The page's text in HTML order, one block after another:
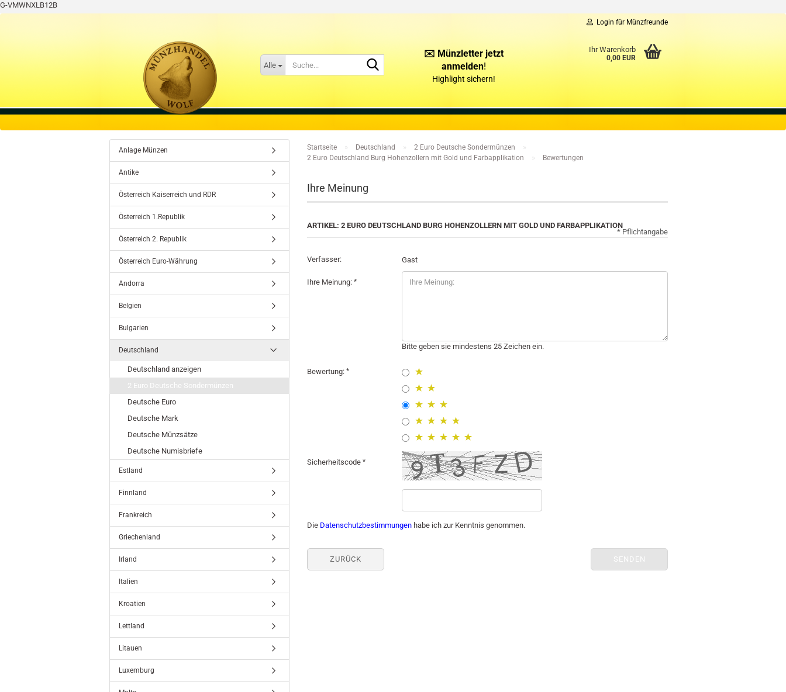
G-VMWNXLB12B
Login für Münzfreunde
Alle
✉️ Münzletter jetzt
anmelden!
Highlight sichern!
Ihr Warenkorb
0,00 EUR
Startseite
» Deutschland » 2 Euro Deutsche Sondermünzen »
2 Euro Deutschland Burg Hohenzollern mit Gold und Farbapplikation » Bewertungen
Ihre Meinung
ARTIKEL: 2 EURO DEUTSCHLAND BURG HOHENZOLLERN MIT GOLD UND FARBAPPLIKATION
Verfasser: Gast
Ihre Meinung:
Bitte geben sie mindestens 25 Zeichen ein.
Bewertung:
Sicherheitscode
Die Datenschutzbestimmungen habe ich zur Kenntnis genommen.
ZURÜCK SENDEN
* Pflichtangabe
Anlage Münzen
Antike
Österreich Kaiserreich und RDR
Österreich 1.Republik
Österreich 2. Republik
Österreich Euro-Währung
Andorra
Belgien
Bulgarien
Deutschland
Deutschland anzeigen
2 Euro Deutsche Sondermünzen
Deutsche Euro
Deutsche Mark
Deutsche Münzsätze
Deutsche Numisbriefe
Estland
Finnland
Frankreich
Griechenland
Irland
Italien
Kroatien
Lettland
Litauen
Luxemburg